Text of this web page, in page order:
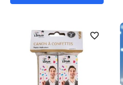
favorite_border